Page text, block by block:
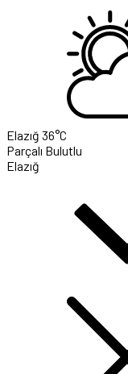
Elazığ 36°C
Parçalı Bulutlu
Elazığ